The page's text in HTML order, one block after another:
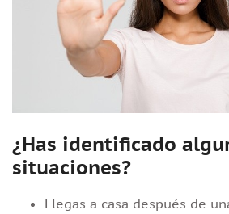
¿Has identificado
situaciones?
Llegas a casa después de